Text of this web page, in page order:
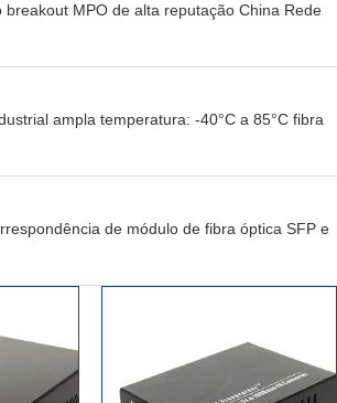
breakout MPO de alta reputação China Rede
ampla temperatura: -40°C a 85°C fibra
de módulo de fibra óptica SFP e